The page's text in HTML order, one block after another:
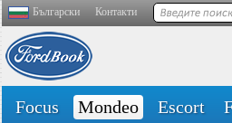
Български Контакти
Focus Mondeo Escort